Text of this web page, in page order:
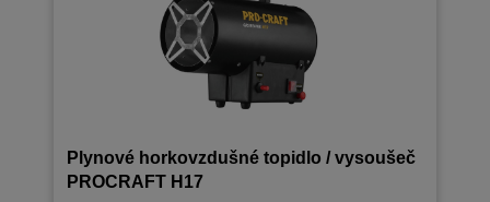
Plynové horkovzdušné topidlo / vysoušeč
PROCRAFT H17